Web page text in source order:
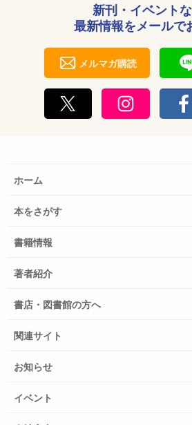
新刊・イベントな
最新情報をメールで
メルマガ購読
ホーム
本をさがす
書籍情報
著者紹介
書店・図書館の方へ
関連サイト
お知らせ
イベント